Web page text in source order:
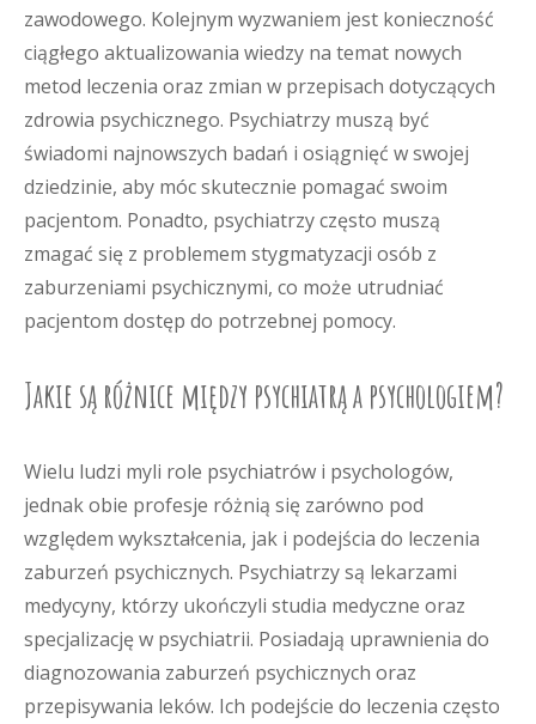
zawodowego. Kolejnym wyzwaniem jest konieczność
ciągłego aktualizowania wiedzy na temat nowych
metod leczenia oraz zmian w przepisach dotyczących
zdrowia psychicznego. Psychiatrzy muszą być
świadomi najnowszych badań i osiągnięć w swojej
dziedzinie, aby móc skutecznie pomagać swoim
pacjentom. Ponadto, psychiatrzy często muszą
zmagać się z problemem stygmatyzacji osób z
zaburzeniami psychicznymi, co może utrudniać
pacjentom dostęp do potrzebnej pomocy.
Jakie są różnice między psychiatrą a psychologiem?
Wielu ludzi myli role psychiatrów i psychologów,
jednak obie profesje różnią się zarówno pod
względem wykształcenia, jak i podejścia do leczenia
zaburzeń psychicznych. Psychiatrzy są lekarzami
medycyny, którzy ukończyli studia medyczne oraz
specjalizację w psychiatrii. Posiadają uprawnienia do
diagnozowania zaburzeń psychicznych oraz
przepisywania leków. Ich podejście do leczenia często